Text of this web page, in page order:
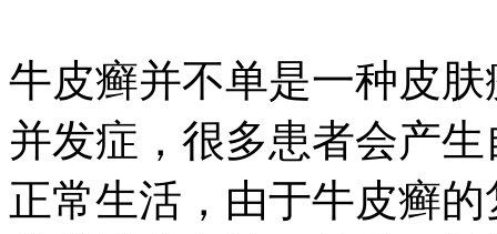
牛皮癣并不单是一种皮
并发症，很多患者会产
正常生活，由于牛皮癣